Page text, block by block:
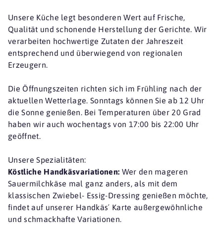
Unsere Küche legt besonderen Wert auf Frische,
Qualität und schonende Herstellung der Gerichte. Wir
verarbeiten hochwertige Zutaten der Jahreszeit
entsprechend und überwiegend von regionalen
Erzeugern.
Die Öffnungszeiten richten sich im Frühling nach der
aktuellen Wetterlage. Sonntags können Sie ab 12 Uhr
die Sonne genießen. Bei Temperaturen über 20 Grad
haben wir auch wochentags von 17:00 bis 22:00 Uhr
geöffnet.
Unsere Spezialitäten:
Köstliche Handkäsvariationen: Wer den mageren
Sauermilchkäse mal ganz anders, als mit dem
klassischen Zwiebel- Essig-Dressing genießen möchte,
findet auf unserer Handkäs´ Karte außergewöhnliche
und schmackhafte Variationen.